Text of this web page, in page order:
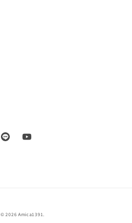
© 2026 Amica1391.